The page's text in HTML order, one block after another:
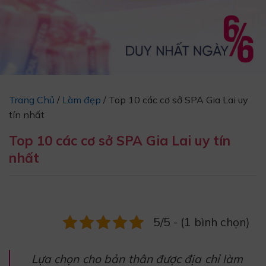
Trang Chủ / Làm đẹp / Top 10 các cơ sở SPA Gia Lai uy
tín nhất
Top 10 các cơ sở SPA Gia Lai uy tín
nhất
5/5 - (1 bình chọn)
Lựa chọn cho bản thân được địa chỉ làm